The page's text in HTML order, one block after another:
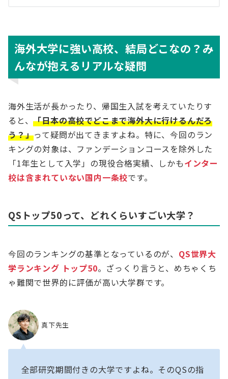
海外大学に強い高校、結局どこなの？み
んなが抱えるリアルな疑問
海外生活が長かったり、帰国生入試を考えていたりす
ると、「日本の高校でどこまで海外大に行けるんだろ
う？」って疑問が出てきますよね。特に、今回のラン
キングの対象は、ファンデーションコースを除外した
「1年生として入学」の現役合格実績、しかもインター
校は含まれていない国内一条校です。
QSトップ50って、どれくらいすごい大学？
今回のランキングの基準となっているのが、 QS世界大
学ランキング トップ50。ざっくり言うと、めちゃくち
ゃ難関で世界的に評価が高い大学群です。
真下先生
全部研究期間付きの大学ですよね。そのQSの指